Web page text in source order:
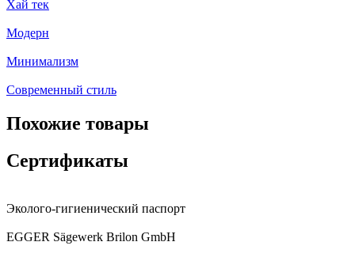
Хай тек
Модерн
Минимализм
Современный стиль
Похожие товары
Сертификаты
Эколого-гигиенический паспорт
EGGER Sägewerk Brilon GmbH